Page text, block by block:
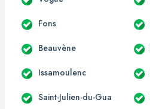
Fons
Beauvène
Issamoulenc
Saint-Julien-du-Gua